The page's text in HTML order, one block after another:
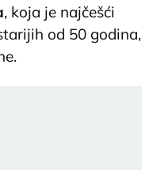
, koja je najčešći
od 50 godina,